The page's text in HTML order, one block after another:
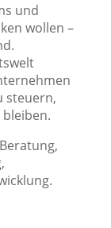
und
wollen –
steuern,